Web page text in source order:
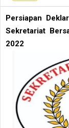
Persiapan
Sekretariat
2022